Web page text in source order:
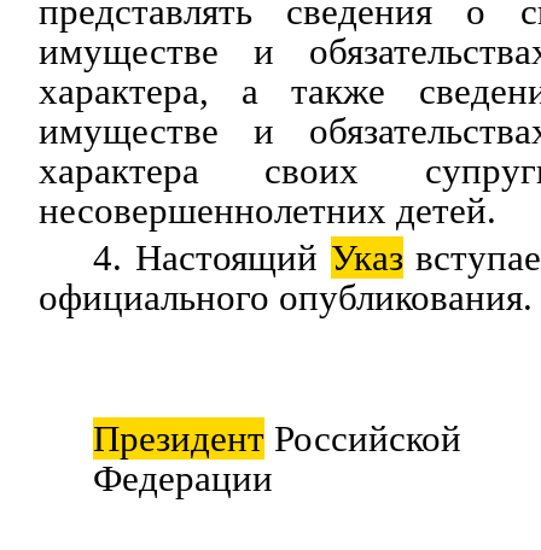
представлять сведения о
имуществе и
характера, а также
имуществе и
характера своих
несовершеннолетних детей.
4. Настоящий Указ
официального опубликования.
Президент Российской
Федерации